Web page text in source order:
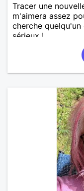
Tracer une
m'aimera assez
cherche
sérieux !